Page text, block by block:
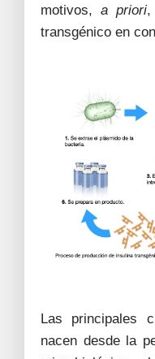
motivos,a priori,
transgénico en
Las principales
nacen desde la